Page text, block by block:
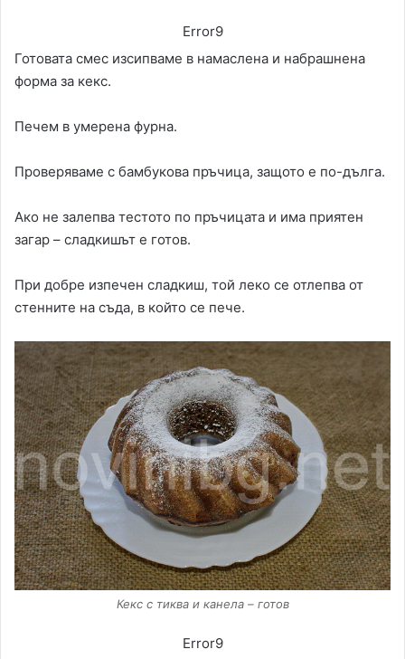
Error9
Готовата смес изсипваме в намаслена и набрашнена
форма за кекс.
Печем в умерена фурна.
Проверяваме с бамбукова пръчица, защото е по-дълга.
Ако не залепва тестото по пръчицата и има приятен
загар – сладкишът е готов.
При добре изпечен сладкиш, той леко се отлепва от
стенните на съда, в който се пече.
Кекс с тиква и канела – готов
Error9